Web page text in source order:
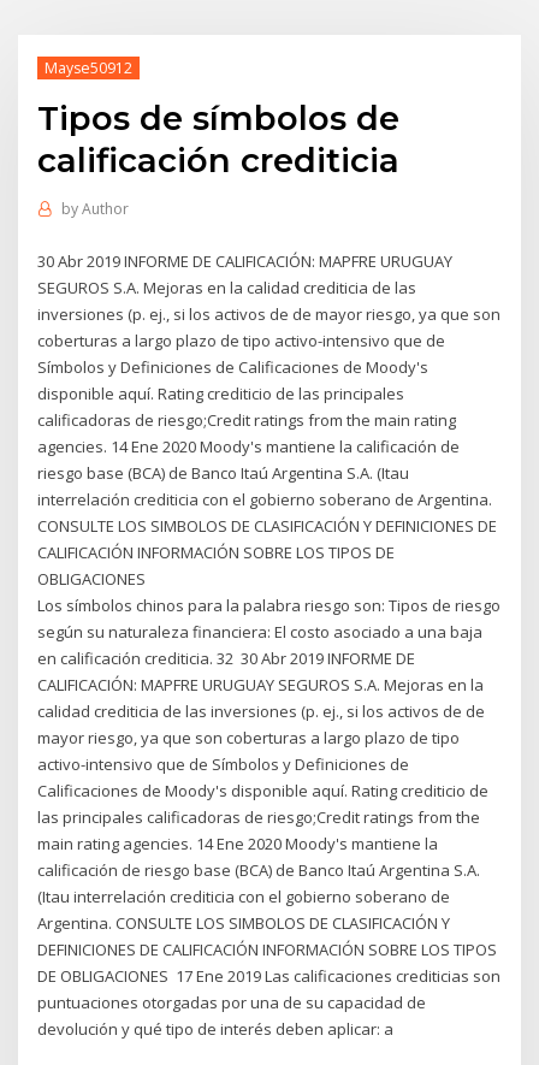
Mayse50912
Tipos de símbolos de
calificación crediticia
byAuthor
30 Abr 2019 INFORME DE CALIFICACIÓN: MAPFRE URUGUAY
SEGUROS S.A. Mejoras en la calidad crediticia de las
inversiones (p. ej., si los activos de de mayor riesgo, ya que son
coberturas a largo plazo de tipo activo-intensivo que de
Símbolos y Definiciones de Calificaciones de Moody's
disponible aquí. Rating crediticio de las principales
calificadoras de riesgo;Credit ratings from the main rating
agencies. 14 Ene 2020 Moody's mantiene la calificación de
riesgo base (BCA) de Banco Itaú Argentina S.A. (Itau
interrelación crediticia con el gobierno soberano de Argentina.
CONSULTE LOS SIMBOLOS DE CLASIFICACIÓN Y DEFINICIONES DE
CALIFICACIÓN INFORMACIÓN SOBRE LOS TIPOS DE
OBLIGACIONES
Los símbolos chinos para la palabra riesgo son: Tipos de riesgo
según su naturaleza financiera: El costo asociado a una baja
en calificación crediticia. 32 30 Abr 2019 INFORME DE
CALIFICACIÓN: MAPFRE URUGUAY SEGUROS S.A. Mejoras en la
calidad crediticia de las inversiones (p. ej., si los activos de de
mayor riesgo, ya que son coberturas a largo plazo de tipo
activo-intensivo que de Símbolos y Definiciones de
Calificaciones de Moody's disponible aquí. Rating crediticio de
las principales calificadoras de riesgo;Credit ratings from the
main rating agencies. 14 Ene 2020 Moody's mantiene la
calificación de riesgo base (BCA) de Banco Itaú Argentina S.A.
(Itau interrelación crediticia con el gobierno soberano de
Argentina. CONSULTE LOS SIMBOLOS DE CLASIFICACIÓN Y
DEFINICIONES DE CALIFICACIÓN INFORMACIÓN SOBRE LOS TIPOS
DE OBLIGACIONES 17 Ene 2019 Las calificaciones crediticias son
puntuaciones otorgadas por una de su capacidad de
devolución y qué tipo de interés deben aplicar: a